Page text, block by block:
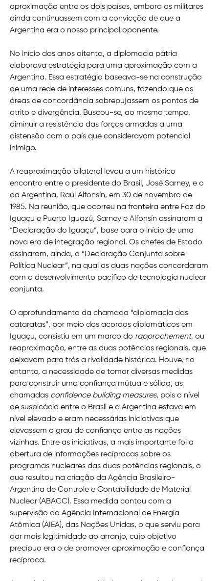
aproximação entre os dois países, embora os militares
ainda continuassem com a convicção de que a
Argentina era o nosso principal oponente.
No início dos anos oitenta, a diplomacia pátria
elaborava estratégia para uma aproximação com a
Argentina. Essa estratégia baseava-se na construção
de uma rede de interesses comuns, fazendo que as
áreas de concordância sobrepujassem os pontos de
atrito e divergência. Buscou-se, ao mesmo tempo,
diminuir a resistência das forças armadas a uma
distensão com o país que consideravam potencial
inimigo.
A reaproximação bilateral levou a um histórico
encontro entre o presidente do Brasil, José Sarney, e o
da Argentina, Raúl Alfonsín, em 30 de novembro de
1985. Na reunião, que ocorreu na fronteira entre Foz do
Iguaçu e Puerto Iguazú, Sarney e Alfonsín assinaram a
“Declaração do Iguaçu”, base para o início de uma
nova era de integração regional. Os chefes de Estado
assinaram, ainda, a “Declaração Conjunta sobre
Política Nuclear”, na qual as duas nações concordaram
com o desenvolvimento pacífico de tecnologia nuclear
conjunta.
O aprofundamento da chamada “diplomacia das
cataratas”, por meio dos acordos diplomáticos em
Iguaçu, consistiu em um marco do rapprochement, ou
reaproximação, entre as duas potências regionais, que
deixavam para trás a rivalidade histórica. Houve, no
entanto, a necessidade de tomar diversas medidas
para construir uma confiança mútua e sólida, as
chamadas confidence building measures, pois o nível
de suspicácia entre o Brasil e a Argentina estava em
nível elevado e eram necessárias iniciativas que
elevassem o grau de confiança entre as nações
vizinhas. Entre as iniciativas, a mais importante foi a
abertura de informações recíprocas sobre os
programas nucleares das duas potências regionais, o
que resultou na criação da Agência Brasileiro-
Argentina de Controle e Contabilidade de Material
Nuclear (ABACC). Essa medida contou com a
supervisão da Agência Internacional de Energia
Atômica (AIEA), das Nações Unidas, o que serviu para
dar mais legitimidade ao arranjo, cujo objetivo
precípuo era o de promover aproximação e confiança
recíproca.